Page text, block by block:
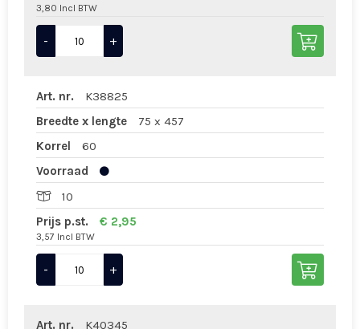
3,80 Incl BTW
- +
Art. nr.
K38825
Breedte x lengte
75 x 457
Korrel
60
Voorraad
10
Prijs p.st.
€ 2,95
3,57 Incl BTW
- +
Art. nr.
K40345